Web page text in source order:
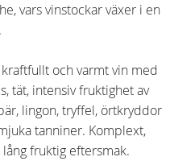
vars vinstockar växer i en
och varmt vin med
tät, intensiv fruktighet av
lingon, tryffel, örtkryddor
tanniner. Komplext,
fruktig eftersmak.